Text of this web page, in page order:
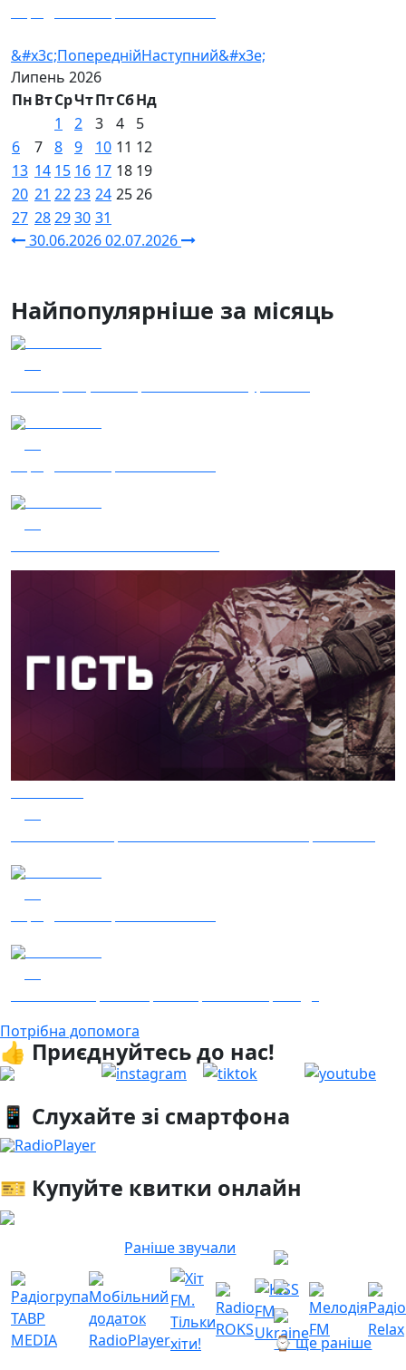
Раніше звучали
⌚ ще раніше
&#x3c;ПопереднійНаступний&#x3e;
Липень 2026
ПнВтСрЧтПтСбНд
1
2 3 4
5
6
7 8 9 10 11 12
13 14 15 16 17 18 19
20 21 2223 24 2526
27 282930 31
30.06.202602.07.2026
Найпопулярніше за місяць
Потрібна допомога
👍 Приєднуйтесь до нас!
📱 Слухайте зі смартфона
RadioPlayer
🎫 Купуйте квитки онлайн